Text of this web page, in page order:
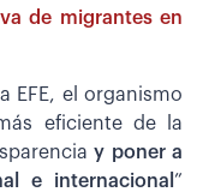
de migrantes en
EFE, el organismo
eficiente de la
y poner a
e internacional ”